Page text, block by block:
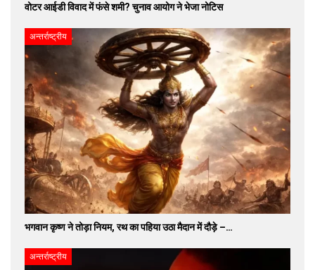
वोटर आईडी विवाद में फंसे शमी? चुनाव आयोग ने भेजा नोटिस
अन्तर्राष्ट्रीय
भगवान कृष्ण ने तोड़ा नियम, रथ का पहिया उठा मैदान में दौड़े –…
अन्तर्राष्ट्रीय